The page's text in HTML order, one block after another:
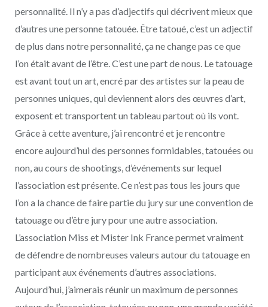
personnalité. Il n’y a pas d’adjectifs qui décrivent mieux que
d’autres une personne tatouée. Être tatoué, c’est un adjectif
de plus dans notre personnalité, ça ne change pas ce que
l’on était avant de l’être. C’est une part de nous. Le tatouage
est avant tout un art, encré par des artistes sur la peau de
personnes uniques, qui deviennent alors des œuvres d’art,
exposent et transportent un tableau partout où ils vont.
Grâce à cette aventure, j’ai rencontré et je rencontre
encore aujourd’hui des personnes formidables, tatouées ou
non, au cours de shootings, d’événements sur lequel
l’association est présente. Ce n’est pas tous les jours que
l’on a la chance de faire partie du jury sur une convention de
tatouage ou d’être jury pour une autre association.
L’association Miss et Mister Ink France permet vraiment
de défendre de nombreuses valeurs autour du tatouage en
participant aux événements d’autres associations.
Aujourd’hui, j’aimerais réunir un maximum de personnes